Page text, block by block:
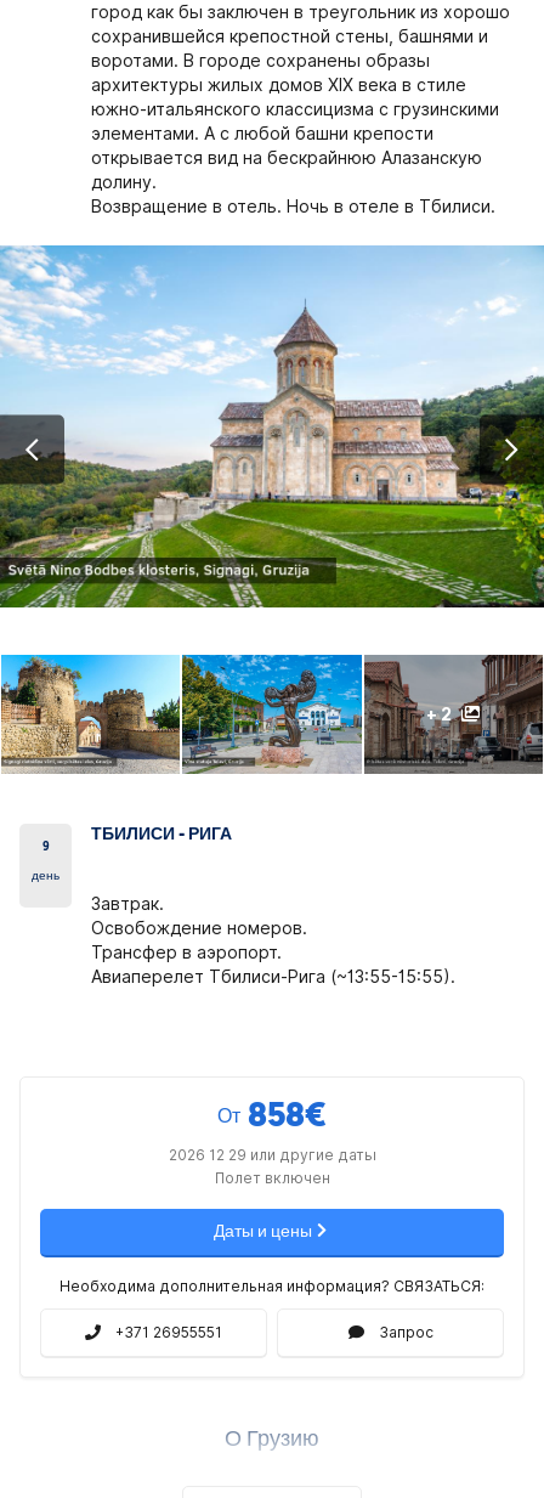
город как бы заключен в треугольник из хорошо
сохранившейся крепостной стены, башнями и
воротами. В городе сохранены образы
архитектуры жилых домов XIX века в стиле
южно-итальянского классицизма с грузинскими
элементами. А с любой башни крепости
открывается вид на бескрайнюю Алазанскую
долину.
Возвращение в отель. Ночь в отеле в Тбилиси.
+ 2
9
день
ТБИЛИСИ - РИГА
Завтрак.
Освобождение номеров.
Трансфер в аэропорт.
Авиаперелет Тбилиси-Рига (~13:55-15:55).
От 858€
2026 12 29 или другие даты
Полет включен
Даты и цены
Необходима дополнительная информация? СВЯЗАТЬСЯ:
+371 26955551 Запрос
О Грузию